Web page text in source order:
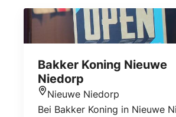
Bakker Koning Nieuwe
Niedorp
Nieuwe Niedorp
Bei Bakker Koning in Nieuwe